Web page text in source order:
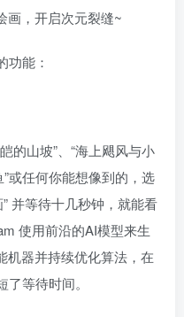
画，开启次元裂缝~
功能：
的山坡”、“海上飓风与小
或任何你能想像到的，选
并等待十几秒钟，就能看
使用前沿的AI模型来生
机器并持续优化算法，在
等待时间。